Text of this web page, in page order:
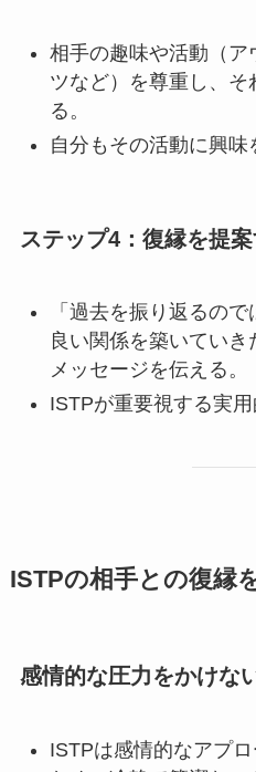
相手の趣味や活動（
ツなど）を尊重し、
る。
自分もその活動に興味
ステップ4：復縁を提
「過去を振り返るの
良い関係を築いてい
メッセージを伝える。
ISTPが重要視する実用
ISTPの相手との復縁
感情的な圧力をかけな
ISTPは感情的なアプ